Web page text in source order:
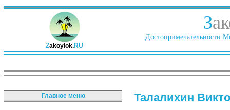
Zakoylok.RU
З
Достопримечательности
Главное меню Талалихин